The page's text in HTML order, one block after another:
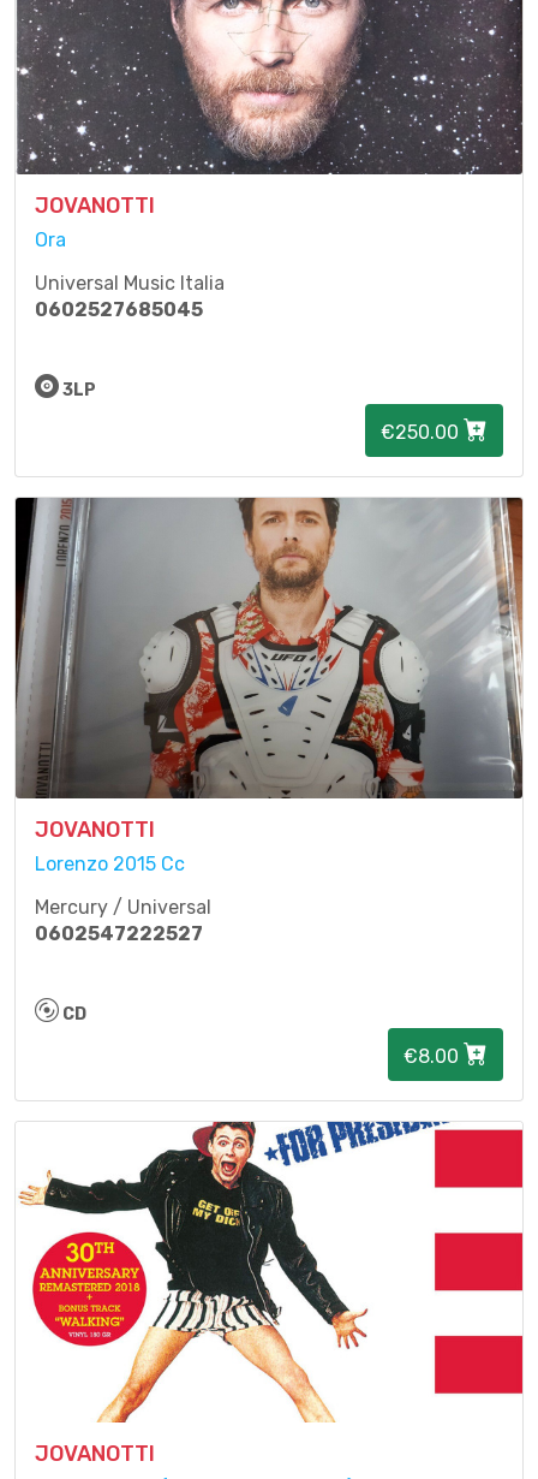
JOVANOTTI
Ora
Universal Music Italia
0602527685045
3LP
€250.00
JOVANOTTI
Lorenzo 2015 Cc
Mercury / Universal
0602547222527
CD
€8.00
JOVANOTTI